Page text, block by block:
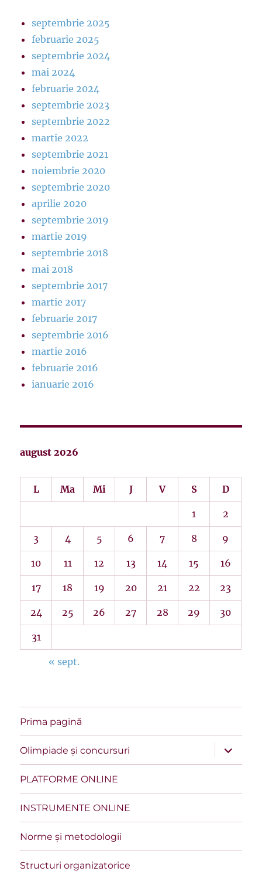
septembrie 2025
februarie 2025
septembrie 2024
mai 2024
februarie 2024
septembrie 2023
septembrie 2022
martie 2022
septembrie 2021
noiembrie 2020
septembrie 2020
aprilie 2020
septembrie 2019
martie 2019
septembrie 2018
mai 2018
septembrie 2017
martie 2017
februarie 2017
septembrie 2016
martie 2016
februarie 2016
ianuarie 2016
august 2026
L Ma Mi J V S D
1 2
3 4 5 6 7 8 9
10 11 12 13 14 15 16
17 18 19 20 21 22 23
24 25 26 27 28 29 30
31
« sept.
Prima pagină
Olimpiade și concursuri
extinde
meniul
copil
PLATFORME ONLINE
INSTRUMENTE ONLINE
Norme și metodologii
Structuri organizatorice